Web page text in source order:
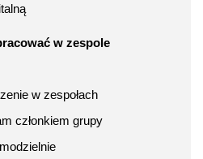
w zespole
w zespołach
członkiem grupy